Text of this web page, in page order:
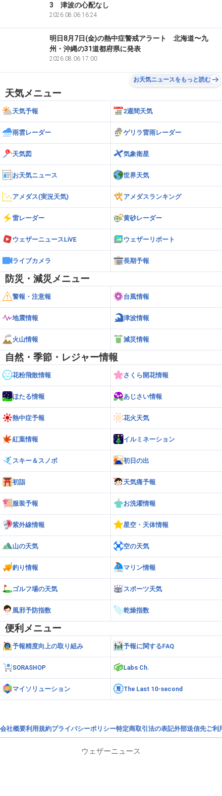
3 津波の心配なし
2026.08.06 16:24
明日8月7日(金)の熱中症警戒アラート 北海道〜九
州・沖縄の31道都府県に発表
2026.08.06 17:00
お天気ニュースをもっと読む
天気メニュー
天気予報 2週間天気
雨雲レーダー ゲリラ雷雨レーダー
天気図 気象衛星
お天気ニュース 世界天気
アメダス(実況天気) アメダスランキング
雷レーダー 黄砂レーダー
ウェザーニュースLiVE ウェザーリポート
ライブカメラ 長期予報
防災・減災メニュー
警報・注意報 台風情報
地震情報 津波情報
火山情報 減災情報
自然・季節・レジャー情報
花粉飛散情報 さくら開花情報
ほたる情報 あじさい情報
熱中症予報 花火天気
紅葉情報 イルミネーション
スキー＆スノボ 初日の出
初詣 天気痛予報
服装予報 お洗濯情報
紫外線情報 星空・天体情報
山の天気 空の天気
釣り情報 マリン情報
ゴルフ場の天気 スポーツ天気
風邪予防指数 乾燥指数
便利メニュー
予報精度向上の取り組み 予報に関するFAQ
SORASHOP Labs Ch.
マイソリューション The Last 10-second
会社概要利用規約プライバシーポリシー特定商取引法の表記外部送信先ご利
ウェザーニュース